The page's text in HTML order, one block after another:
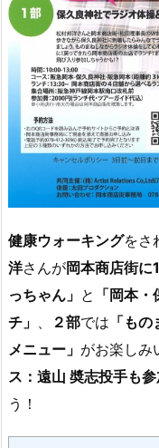
健康ウォーキングをさ
洋さんが岡本商店街
っちゃん」 と 「岡本
チ」
２部では 「も
メニュー」 がお楽しみ
ス：遠山 奬志投手も参
う！